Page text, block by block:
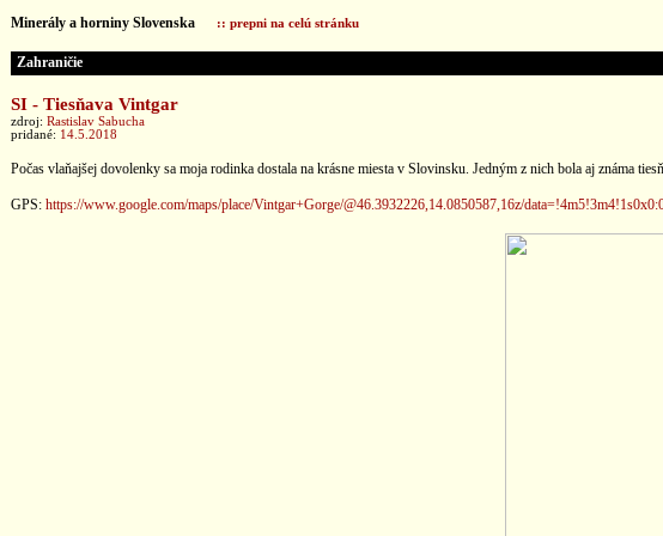
Minerály a horniny Slovenska :: prepni na celú stránku
Zahraničie
SI - Tiesňava Vintgar
zdroj: Rastislav Sabucha
pridané: 14.5.2018
Počas vlaňajšej dovolenky sa moja rodinka dostala na krásne miesta v Slovinsku. Jedným z nich bola aj známa
GPS: https://www.google.com/maps/place/Vintgar+Gorge/@46.3932226,14.0850587,16z/